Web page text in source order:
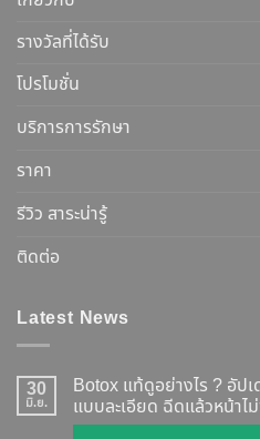
รางวัลที่ได้รับ
โปรโมชั่น
บริการการรักษา
ราคา
รีวิว สาระน่ารู้
ติดต่อ
Latest News
30
มิ.ย.
Botox แท้ดูอย่างไร ? อัป
แบบละเอียด ฉีดแล้วหน้าไ